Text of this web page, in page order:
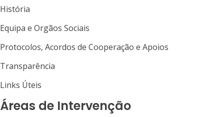
História
Equipa e Orgãos Sociais
Protocolos, Acordos de Cooperação e Apoios
Transparência
Links Úteis
Áreas de Intervenção